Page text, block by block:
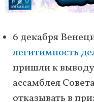
6 декабря
легитимность
пришли к
ассамблея
отказывать в